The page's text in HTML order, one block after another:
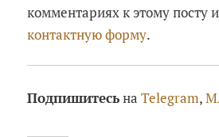
комментариях к этому посту
контактную форму.
ПодпишитесьнаTelegram,